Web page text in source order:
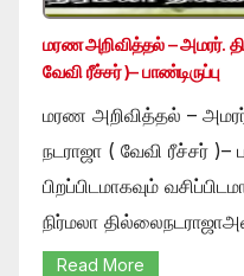
மரண அறிவித்தல் – அமரர்.
வேவி ரீச்சர் )– பாண்டிருப்பு
மரண அறிவித்தல் –
நடராஜா ( வேவி ரீச்சர் )–
பிறப்பிடமாகவும்
நிர்மலா
Read More